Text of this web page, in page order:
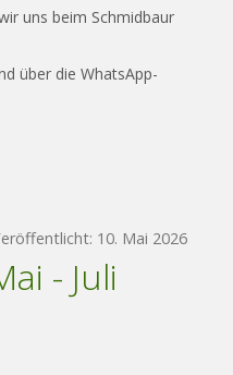
uns beim Schmidbaur
über die WhatsApp-
10. Mai 2026
- Juli